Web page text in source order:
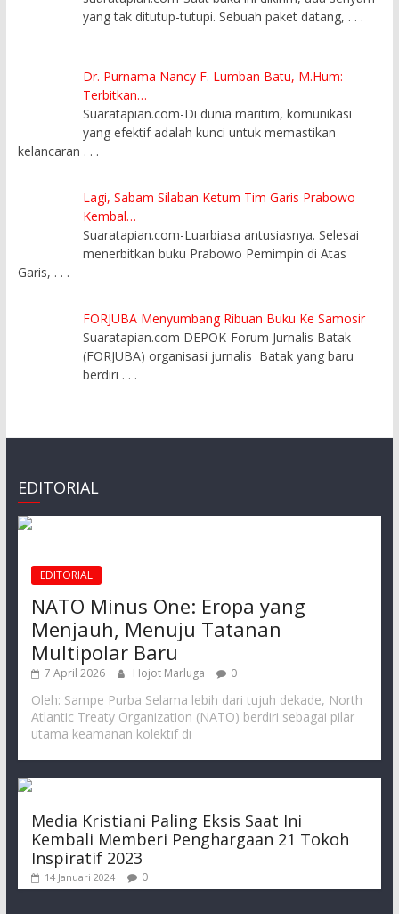
yang tak ditutup-tutupi. Sebuah paket datang, . . .
Dr. Purnama Nancy F. Lumban Batu, M.Hum:
Terbitkan…
Suaratapian.com-Di dunia maritim, komunikasi
yang efektif adalah kunci untuk memastikan
kelancaran . . .
Lagi, Sabam Silaban Ketum Tim Garis Prabowo
Kembal…
Suaratapian.com-Luarbiasa antusiasnya. Selesai
menerbitkan buku Prabowo Pemimpin di Atas
Garis, . . .
FORJUBA Menyumbang Ribuan Buku Ke Samosir
Suaratapian.com DEPOK-Forum Jurnalis Batak
(FORJUBA) organisasi jurnalis Batak yang baru
berdiri . . .
EDITORIAL
EDITORIAL
NATO Minus One: Eropa yang
Menjauh, Menuju Tatanan
Multipolar Baru
7 April 2026 Hojot Marluga 0
Oleh: Sampe Purba Selama lebih dari tujuh dekade, North
Atlantic Treaty Organization (NATO) berdiri sebagai pilar
utama keamanan kolektif di
Media Kristiani Paling Eksis Saat Ini
Kembali Memberi Penghargaan 21 Tokoh
Inspiratif 2023
14 Januari 2024 0